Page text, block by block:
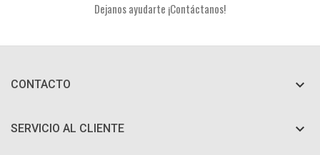
Dejanos ayudarte ¡Contáctanos!
CONTACTO 
SERVICIO AL CLIENTE 